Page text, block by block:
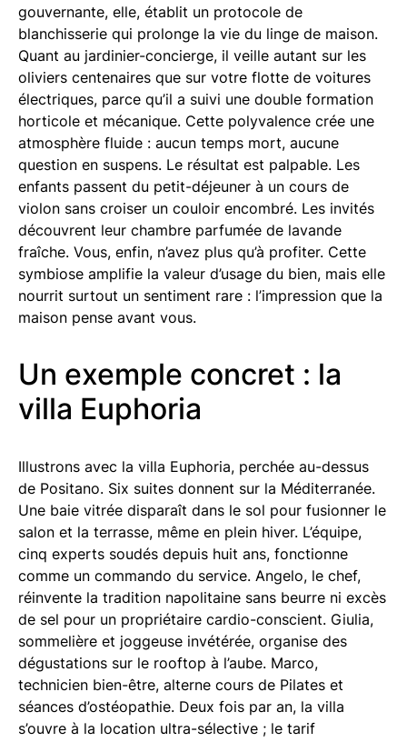
gouvernante, elle, établit un protocole de
blanchisserie qui prolonge la vie du linge de maison.
Quant au jardinier-concierge, il veille autant sur les
oliviers centenaires que sur votre flotte de voitures
électriques, parce qu’il a suivi une double formation
horticole et mécanique. Cette polyvalence crée une
atmosphère fluide : aucun temps mort, aucune
question en suspens. Le résultat est palpable. Les
enfants passent du petit-déjeuner à un cours de
violon sans croiser un couloir encombré. Les invités
découvrent leur chambre parfumée de lavande
fraîche. Vous, enfin, n’avez plus qu’à profiter. Cette
symbiose amplifie la valeur d’usage du bien, mais elle
nourrit surtout un sentiment rare : l’impression que la
maison pense avant vous.
Un exemple concret : la
villa Euphoria
Illustrons avec la villa Euphoria, perchée au-dessus
de Positano. Six suites donnent sur la Méditerranée.
Une baie vitrée disparaît dans le sol pour fusionner le
salon et la terrasse, même en plein hiver. L’équipe,
cinq experts soudés depuis huit ans, fonctionne
comme un commando du service. Angelo, le chef,
réinvente la tradition napolitaine sans beurre ni excès
de sel pour un propriétaire cardio-conscient. Giulia,
sommelière et joggeuse invétérée, organise des
dégustations sur le rooftop à l’aube. Marco,
technicien bien-être, alterne cours de Pilates et
séances d’ostéopathie. Deux fois par an, la villa
s’ouvre à la location ultra-sélective ; le tarif